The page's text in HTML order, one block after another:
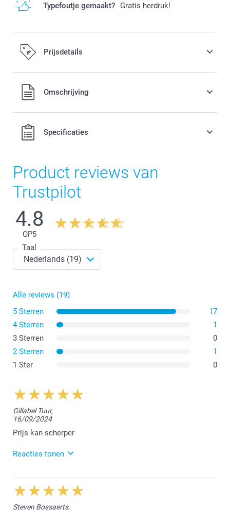
Typefoutje gemaakt? Gratis herdruk!
Prijsdetails
Alle prijzen zijn in EURO (€) inclusief BTW en exclusief
verzendkosten.Omschrijving
Specificaties
Product reviews van
Trustpilot
4.8
OP5
Taal
Alle reviews (19)
5 Sterren
17
4 Sterren
1
3 Sterren
0
2 Sterren
1
1 Ster
0
Gillabel Tuur,
16/09/2024
Prijs kan scherper
Reacties tonen
17/09/2024
13:10
Dag Tuur,
Steven Bossaerts,